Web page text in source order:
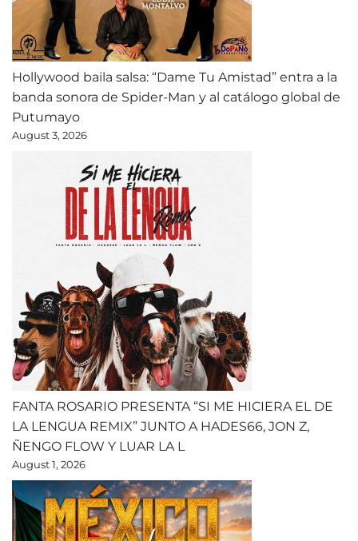
Hollywood baila salsa: “Dame Tu Amistad” entra a la
banda sonora de Spider-Man y al catálogo global de
Putumayo
August 3, 2026
FANTA ROSARIO PRESENTA “SI ME HICIERA EL DE
LA LENGUA REMIX” JUNTO A HADES66, JON Z,
ÑENGO FLOW Y LUAR LA L
August 1, 2026